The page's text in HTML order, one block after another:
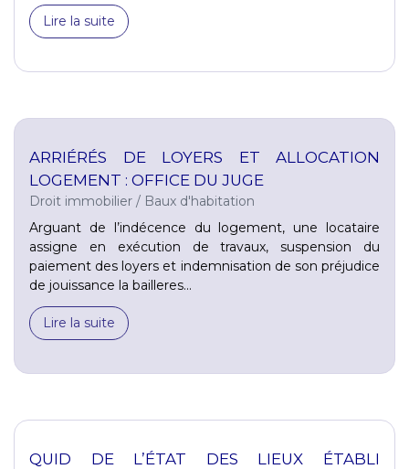
Lire la suite
ARRIÉRÉS DE LOYERS ET ALLOCATION
LOGEMENT : OFFICE DU JUGE
Droit immobilier / Baux d'habitation
Arguant de l’indécence du logement, une locataire
assigne en exécution de travaux, suspension du
paiement des loyers et indemnisation de son préjudice
de jouissance la bailleres...
Lire la suite
QUID DE L’ÉTAT DES LIEUX ÉTABLI